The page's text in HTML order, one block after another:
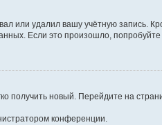
или удалил вашу учётную запись.
Если это произошло, попробуйте
получить новый. Перейдите на
конференции.